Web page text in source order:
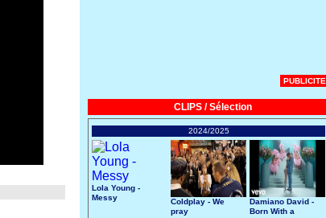
PUBLICITE
CLIPS / Sélection
2024/2025
Lola Young -
Messy
Coldplay - We
pray
Damiano David -
Born With a